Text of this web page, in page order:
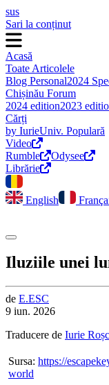
sus
Sari la conținut
Acasă
Toate Articolele
Blog Personal2024
Chișinău Forum
2024 edition2023
Cărți
by IurieUniv. Populară
Video
Rumble
Odysee
Librărie
English
Comută modul întunecat
Iluziile unei
de E.ESC
9 iun. 2026
Traducere de Iurie
Sursa: https://
world